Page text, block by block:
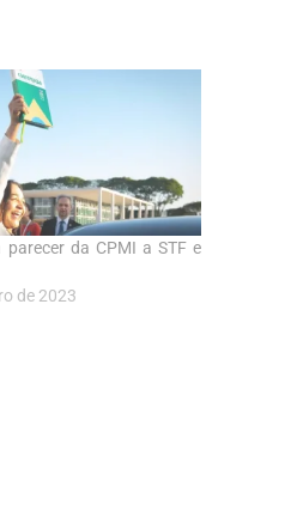
parecer da CPMI a STF e
de 2023